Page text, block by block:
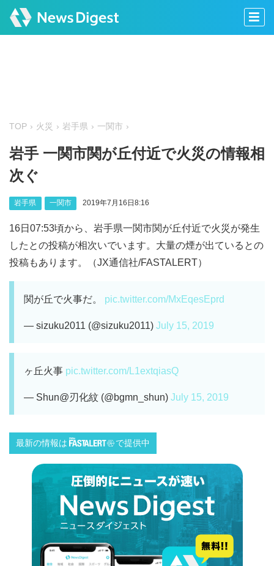
TOP 火災 岩手県 一関市
岩手 一関市関が丘付近で火災の情報相
次ぐ
岩手県 一関市 2019年7月16日8:16
16日07:53頃から、岩手県一関市関が丘付近で火災が発生
したとの投稿が相次いでいます。大量の煙が出ているとの
投稿もあります。（JX通信社/FASTALERT）
関が丘で火事だ。 pic.twitter.com/MxEqesEprd
— sizuku2011 (@sizuku2011) July 15, 2019
ヶ丘火事 pic.twitter.com/L1extqiasQ
— Shun@刃化紋 (@bgmn_shun) July 15, 2019
最新の情報は で提供中